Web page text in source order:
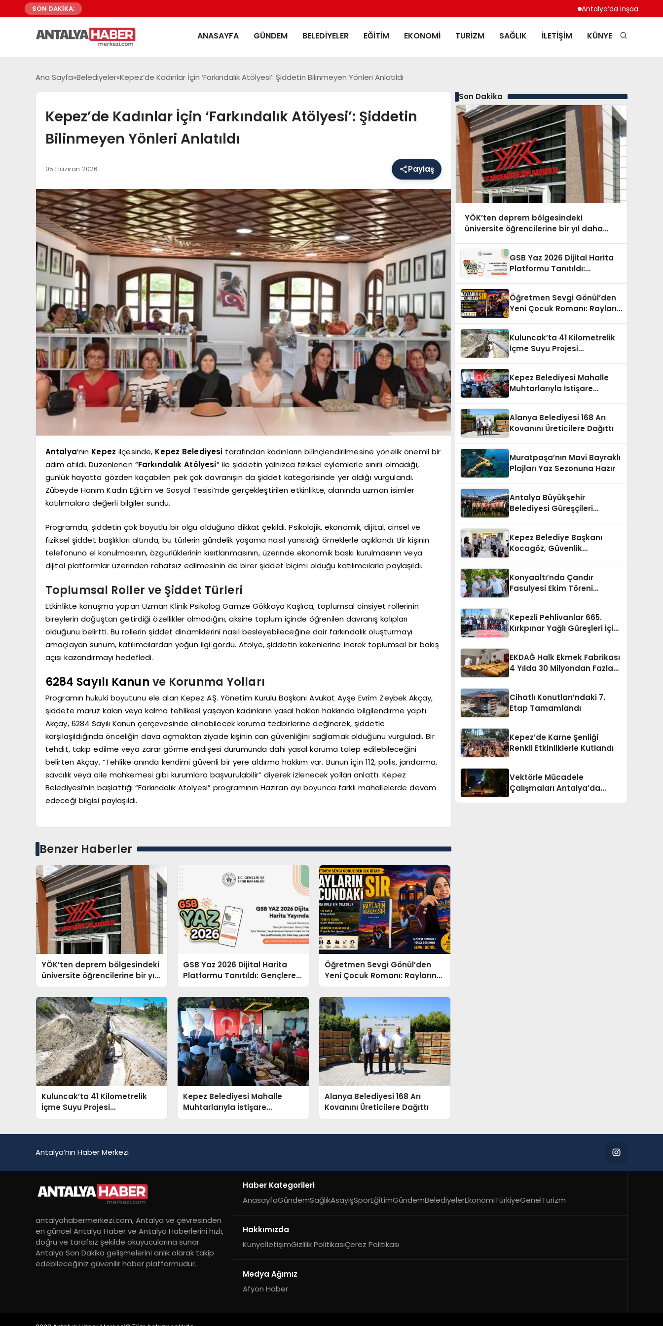
SON DAKİKA: Antalya’da inşaat çalışması
ANASAYFA GÜNDEM BELEDIYELER EĞITIM EKONOMI TURIZM SAĞLIK İLETIŞIM KÜNYE
Ana Sayfa Belediyeler Kepez’de Kadınlar İçin ‘Farkındalık Atölyesi’: Şiddetin Bilinmeyen Yönleri Anlatıldı
Kepez’de Kadınlar İçin ‘Farkındalık Atölyesi’: Şiddetin
Bilinmeyen Yönleri Anlatıldı
05 Haziran 2026 Paylaş
Antalya’nın Kepez ilçesinde, Kepez Belediyesi tarafından kadınların bilinçlendirilmesine yönelik önemli bir
adım atıldı. Düzenlenen “Farkındalık Atölyesi” ile şiddetin yalnızca fiziksel eylemlerle sınırlı olmadığı,
günlük hayatta gözden kaçabilen pek çok davranışın da şiddet kategorisinde yer aldığı vurgulandı.
Zübeyde Hanım Kadın Eğitim ve Sosyal Tesisi’nde gerçekleştirilen etkinlikte, alanında uzman isimler
katılımcılara değerli bilgiler sundu.
Programda, şiddetin çok boyutlu bir olgu olduğuna dikkat çekildi. Psikolojik, ekonomik, dijital, cinsel ve
fiziksel şiddet başlıkları altında, bu türlerin gündelik yaşama nasıl yansıdığı örneklerle açıklandı. Bir kişinin
telefonuna el konulmasının, özgürlüklerinin kısıtlanmasının, üzerinde ekonomik baskı kurulmasının veya
dijital platformlar üzerinden rahatsız edilmesinin de birer şiddet biçimi olduğu katılımcılarla paylaşıldı.
Toplumsal Roller ve Şiddet Türleri
Etkinlikte konuşma yapan Uzman Klinik Psikolog Gamze Gökkaya Kaşlıca, toplumsal cinsiyet rollerinin
bireylerin doğuştan getirdiği özellikler olmadığını, aksine toplum içinde öğrenilen davranış kalıpları
olduğunu belirtti. Bu rollerin şiddet dinamiklerini nasıl besleyebileceğine dair farkındalık oluşturmayı
amaçlayan sunum, katılımcılardan yoğun ilgi gördü. Atölye, şiddetin kökenlerine inerek toplumsal bir bakış
açısı kazandırmayı hedefledi.
6284 Sayılı Kanun ve Korunma Yolları
Programın hukuki boyutunu ele alan Kepez AŞ. Yönetim Kurulu Başkanı Avukat Ayşe Evrim Zeybek Akçay,
şiddete maruz kalan veya kalma tehlikesi yaşayan kadınların yasal hakları hakkında bilgilendirme yaptı.
Akçay, 6284 Sayılı Kanun çerçevesinde alınabilecek koruma tedbirlerine değinerek, şiddetle
karşılaşıldığında önceliğin dava açmaktan ziyade kişinin can güvenliğini sağlamak olduğunu vurguladı. Bir
tehdit, takip edilme veya zarar görme endişesi durumunda dahi yasal koruma talep edilebileceğini
belirten Akçay, “Tehlike anında kendimi güvenli bir yere aldırma hakkım var. Bunun için 112, polis, jandarma,
savcılık veya aile mahkemesi gibi kurumlara başvurulabilir” diyerek izlenecek yolları anlattı. Kepez
Belediyesi’nin başlattığı “Farkındalık Atölyesi” programının Haziran ayı boyunca farklı mahallelerde devam
edeceği bilgisi paylaşıldı.
Benzer Haberler
YÖK’ten deprem bölgesindeki
üniversite öğrencilerine bir yıl
daha özel öğrencilik hakkı
GSB Yaz 2026 Dijital Harita
Platformu Tanıtıldı: Gençlere
Yeni Rota
Öğretmen Sevgi Gönül’den
Yeni Çocuk Romanı: Rayların
Ucundaki Sır
Kuluncak’ta 41 Kilometrelik
İçme Suyu Projesi
Tamamlanıyor
Kepez Belediyesi Mahalle
Muhtarlarıyla İstişare
Toplantısı Gerçekleştirdi
Alanya Belediyesi 168 Arı
Kovanını Üreticilere Dağıttı
Son Dakika
YÖK’ten deprem bölgesindeki
üniversite öğrencilerine bir yıl daha
GSB Yaz 2026 Dijital Harita
Platformu Tanıtıldı:
Öğretmen Sevgi Gönül’den
Yeni Çocuk Romanı: Rayların
Kuluncak’ta 41 Kilometrelik
İçme Suyu Projesi
Kepez Belediyesi Mahalle
Muhtarlarıyla İstişare
Alanya Belediyesi 168 Arı
Kovanını Üreticilere Dağıttı
Muratpaşa’nın Mavi Bayraklı
Plajları Yaz Sezonuna Hazır
Antalya Büyükşehir
Belediyesi Güreşçileri
Kepez Belediye Başkanı
Kocagöz, Güvenlik
Konyaaltı’nda Çandır
Fasulyesi Ekim Töreni
Kepezli Pehlivanlar 665.
Kırkpınar Yağlı Güreşleri İçin
EKDAĞ Halk Ekmek Fabrikası
4 Yılda 30 Milyondan Fazla
Cihatlı Konutları’ndaki 7.
Etap Tamamlandı
Kepez’de Karne Şenliği
Renkli Etkinliklerle Kutlandı
Vektörle Mücadele
Çalışmaları Antalya’da
Antalya’nın Haber Merkezi
antalyahabermerkezi.com, Antalya ve çevresinden
en güncel Antalya Haber ve Antalya Haberlerini hızlı,
doğru ve tarafsız şekilde okuyucularına sunar.
Antalya Son Dakika gelişmelerini anlık olarak takip
edebileceğiniz güvenilir haber platformudur.
Haber Kategorileri
AnasayfaGündemSağlıkAsayişSporEğitimGündemBelediyelerEkonomiTürkiyeGenelTurizm
Hakkımızda
KünyeİletişimGizlilik PolitikasıÇerez Politikası
Medya Ağımız
Afyon Haber